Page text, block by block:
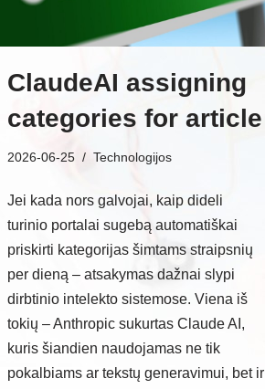
ClaudeAI assigning
categories for article
2026-06-25 Technologijos
Jei kada nors galvojai, kaip dideli
turinio portalai sugebą automatiškai
priskirti kategorijas šimtams straipsnių
per dieną – atsakymas dažnai slypi
dirbtinio intelekto sistemose. Viena iš
tokių – Anthropic sukurtas Claude AI,
kuris šiandien naudojamas ne tik
pokalbiams ar tekstų generavimui, bet ir